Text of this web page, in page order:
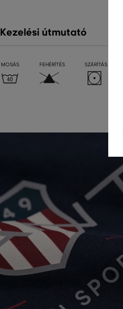
Kezelési útmutató
MOSÁS FEHÉRÍTÉS SZÁRÍTÁS